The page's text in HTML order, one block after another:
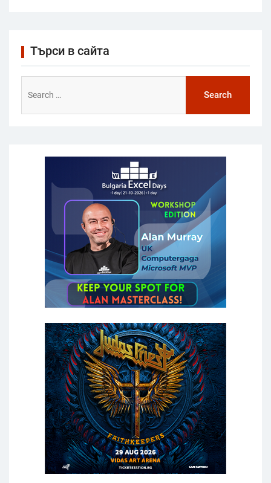
Търси в сайта
for: